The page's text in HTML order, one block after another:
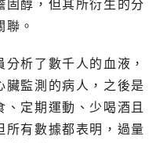
固醇，但其所衍生的分
。
析了數千人的血液，
臟監測的病人，之後是
定期運動、少喝酒且
所有數據都表明，過量